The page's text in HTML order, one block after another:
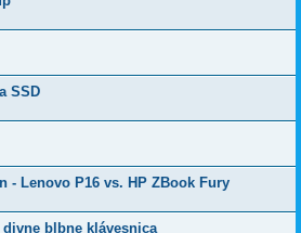
SSD
- Lenovo P16 vs. HP ZBook Fury
blbne klávesnica